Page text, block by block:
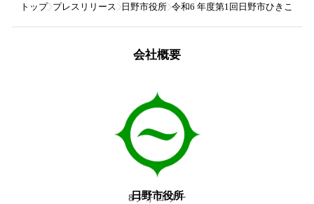
トップ プレスリリース 日野市役所 令和6 年度第1回日野市ひきこも
会社概要
日野市役所
8フォロワー